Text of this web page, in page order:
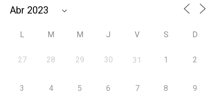
L M M J V S D
27 28 29 30 31 1 2
3 4 5 6 7 8 9